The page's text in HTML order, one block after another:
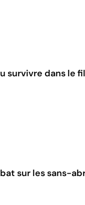
survivre dans le
sur les sans-